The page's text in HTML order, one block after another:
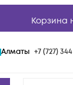
Корзина
Алматы +7 (727)